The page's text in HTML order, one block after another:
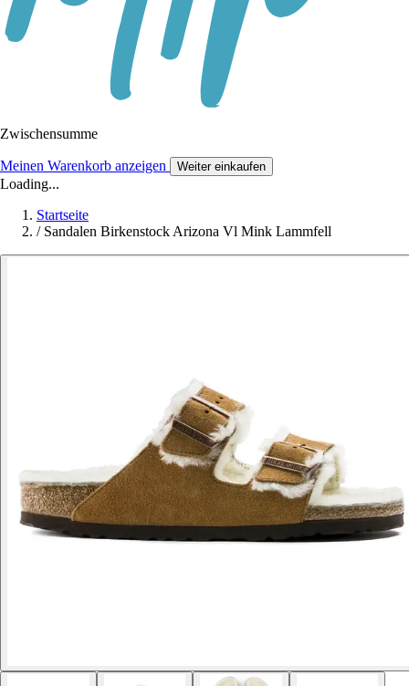
Zwischensumme
Meinen Warenkorb anzeigen Weiter einkaufen
Loading...
Startseite
/ Sandalen Birkenstock Arizona Vl Mink Lammfell